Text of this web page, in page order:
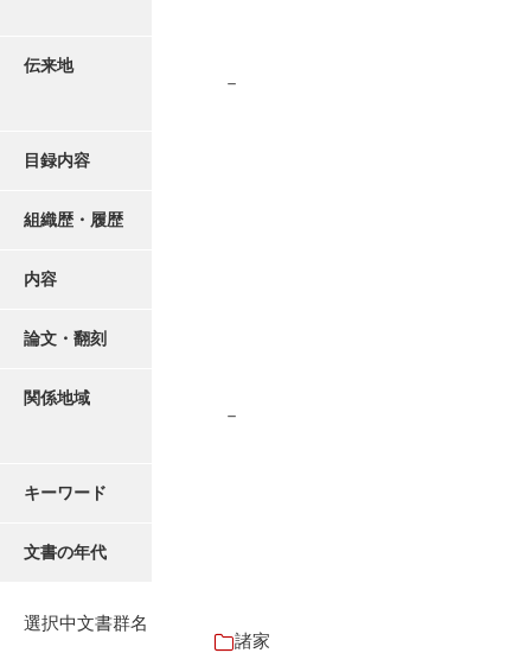
池田家文書
伝来地
－
目録内容
組織歴・履歴
内容
論文・翻刻
関係地域
－
キーワード
文書の年代
選択中文書群名
諸家